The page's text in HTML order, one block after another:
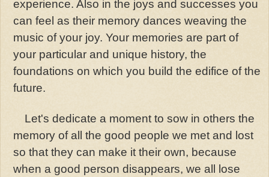
experience. Also in the joys and successes you
can feel as their memory dances weaving the
music of your joy. Your memories are part of
your particular and unique history, the
foundations on which you build the edifice of the
future.
Let's dedicate a moment to sow in others the
memory of all the good people we met and lost
so that they can make it their own, because
when a good person disappears, we all lose